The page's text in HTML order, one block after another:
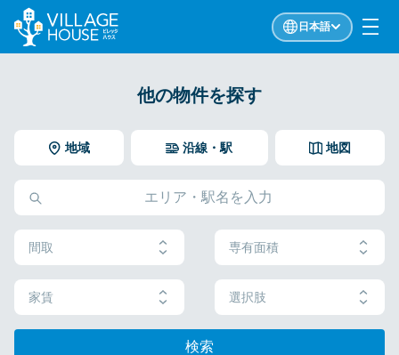
日本語
他の物件を探す
地域 地図
沿線・駅
間取 専有面積
家賃 選択肢
検索